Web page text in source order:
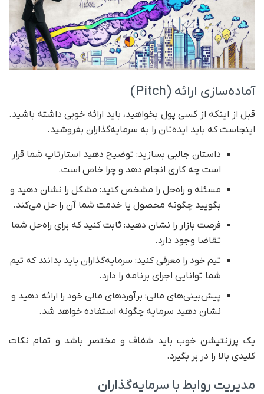
آماده‌سازی ارائه (Pitch)
قبل از اینکه از کسی پول بخواهید، باید ارائه خوبی داشته باشید.
اینجاست که باید ایده‌تان را به سرمایه‌گذاران بفروشید.
داستان جالبی بسازید: توضیح دهید استارتاپ شما قرار
است چه کاری انجام دهد و چرا خاص است.
مسئله و راه‌حل را مشخص کنید: مشکل را نشان دهید و
بگویید چگونه محصول یا خدمت شما آن را حل می‌کند.
فرصت بازار را نشان دهید: ثابت کنید که برای راه‌حل شما
تقاضا وجود دارد.
تیم خود را معرفی کنید: سرمایه‌گذاران باید بدانند که تیم
شما توانایی اجرای برنامه را دارد.
پیش‌بینی‌های مالی: برآوردهای مالی خود را ارائه دهید و
نشان دهید سرمایه چگونه استفاده خواهد شد.
یک پرزنتیشن خوب باید شفاف و مختصر باشد و تمام نکات
کلیدی بالا را در بر بگیرد.
مدیریت روابط با سرمایه‌گذاران